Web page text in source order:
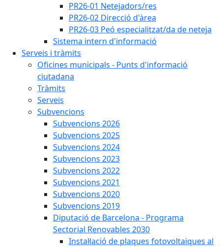
PR26-01 Netejadors/res
PR26-02 Direcció d'àrea
PR26-03 Peó especialitzat/da de neteja
Sistema intern d'informació
Serveis i tràmits
Oficines municipals - Punts d'informació
ciutadana
Tràmits
Serveis
Subvencions
Subvencions 2026
Subvencions 2025
Subvencions 2024
Subvencions 2023
Subvencions 2022
Subvencions 2021
Subvencions 2020
Subvencions 2019
Diputació de Barcelona - Programa
Sectorial Renovables 2030
Instal·lació de plaques fotovoltaiques al